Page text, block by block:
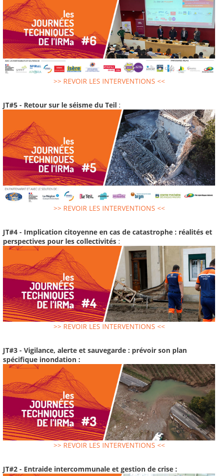
>> REVOIR LES INTERVENTIONS <<
JT#5 - Retour sur le séisme du Teil :
>> REVOIR LES INTERVENTIONS <<
JT#4 - Implication citoyenne en cas de catastrophe : réalités et
perspectives pour les collectivités :
>> REVOIR LES INTERVENTIONS <<
JT#3 - Vigilance, alerte et sauvegarde : prévoir son plan
spécifique inondation :
>> REVOIR LES INTERVENTIONS <<
JT#2 - Entraide intercommunale et gestion de crise :